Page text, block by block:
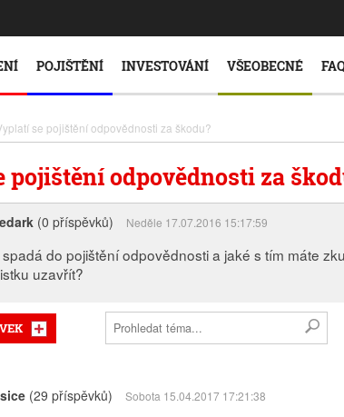
POJIŠTĚNÍ INVESTOVÁNÍ VŠEOBECNÉ
se pojištění odpovědnosti za škodu?
pojištění odpovědnosti za
(0 příspěvků) Neděle 17.07.2016 15:17:59
do pojištění odpovědnosti a jaké s tím máte
uzavřít?
(29 příspěvků) Sobota 15.04.2017 17:21:38